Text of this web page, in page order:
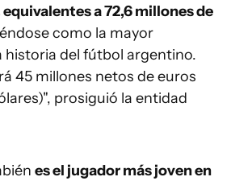
a 72,6 millones de
como la mayor
historia del fútbol argentino.
45 millones netos de euros
prosiguió la entidad
es el jugador más joven en